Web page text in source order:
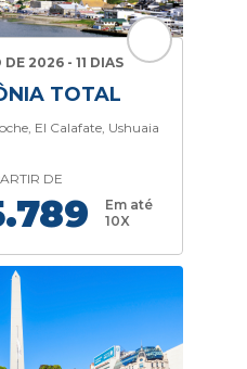
2026 - 11 DIAS
TOTAL
El Calafate, Ushuaia
DE
Em até
10X